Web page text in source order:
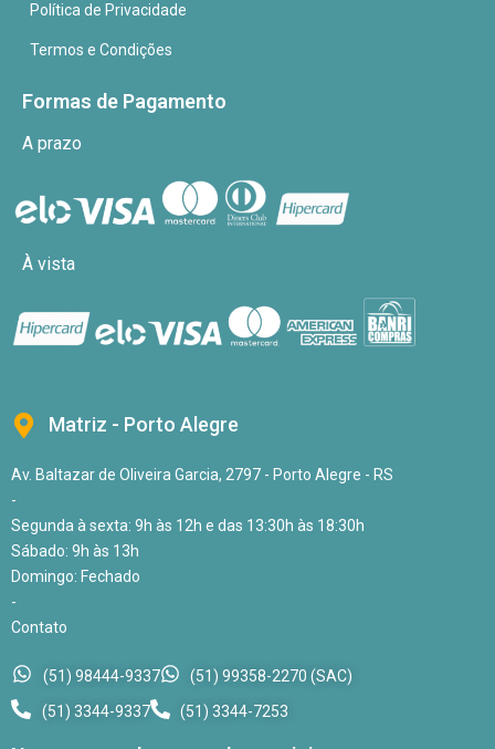
Política de Privacidade
Termos e Condições
Formas de Pagamento
A prazo
À vista
Matriz - Porto Alegre
Av. Baltazar de Oliveira Garcia, 2797 - Porto Alegre - RS
-
Segunda à sexta: 9h às 12h e das 13:30h às 18:30h
Sábado: 9h às 13h
Domingo: Fechado
-
Contato
(51) 98444-9337
(51) 99358-2270 (SAC)
(51) 3344-9337
(51) 3344-7253